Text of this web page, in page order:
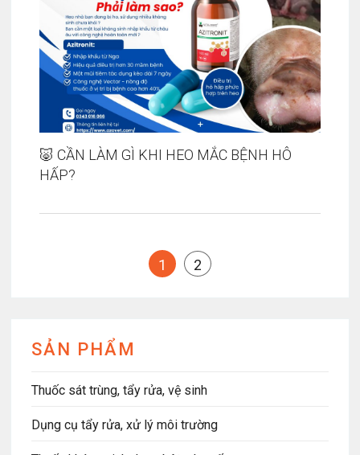
🐷 CẦN LÀM GÌ KHI HEO MẮC BỆNH HÔ
HẤP?
1 2
SẢN PHẨM
Thuốc sát trùng, tẩy rửa, vệ sinh
Dụng cụ tẩy rửa, xử lý môi trường